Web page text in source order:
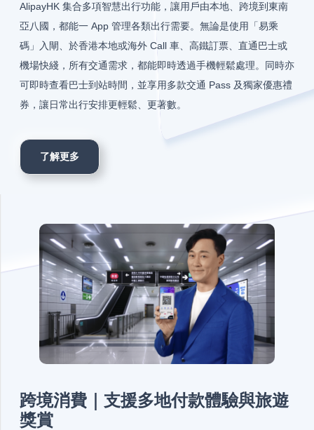
AlipayHK 集合多項智慧出行功能，讓用戶由本地、跨境到東南
亞八國，都能一 App 管理各類出行需要。無論是使用「易乘
碼」入閘、於香港本地或海外 Call 車、高鐵訂票、直通巴士或
機場快綫，所有交通需求，都能即時透過手機輕鬆處理。同時亦
可即時查看巴士到站時間，並享用多款交通 Pass 及獨家優惠禮
券，讓日常出行安排更輕鬆、更著數。
了解更多
跨境消費｜支援多地付款體驗與旅遊
獎賞